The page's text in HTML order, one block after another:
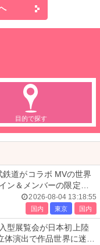
目的で探す
道がコラボ MVの世界
ン＆メンバーの限定ア
2026-08-04 13:18:55
国内 東京 国内
型展覧会が日本初上陸
演出で作品世界に迷い